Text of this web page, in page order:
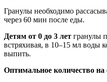
Гранулы необходимо
через 60 мин после еды.
Детям от 0 до 3 лет гранулы
встряхивая, в 10–15 мл воды
выпить.
Оптимальное количество